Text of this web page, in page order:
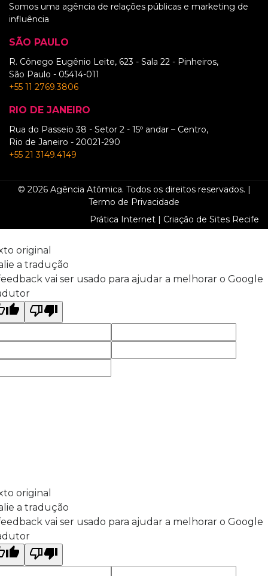
Somos uma agência de relações públicas e marketing de
influência
SÃO PAULO
R. Cônego Eugênio Leite, 623 - Sala 22 - Pinheiros,
São Paulo - 05414-011
+55 11 2769.3806
RIO DE JANEIRO
Rua do Passeio 38 - Setor 2 - 15º andar – Centro,
Rio de Janeiro - 20021-290
+55 21 3149.4149
© 2026 Agência Atômica. Todos os direitos reservados. |
Termo de Privacidade
Prática Internet | Criação de Sites Recife
original
a tradução
vai ser usado para ajudar a melhorar o Google
original
a tradução
vai ser usado para ajudar a melhorar o Google